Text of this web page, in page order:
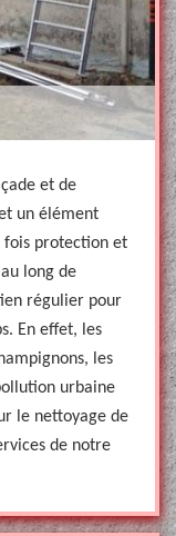
et de
un élément
protection et
long de
régulier pour
En effet, les
les
urbaine
le nettoyage de
de notre